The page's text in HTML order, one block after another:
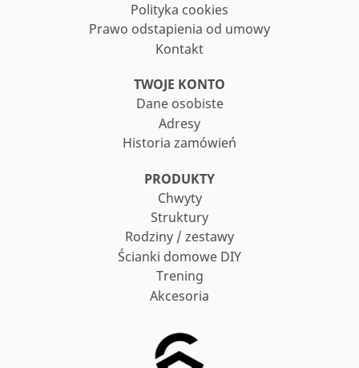
Polityka cookies
Prawo odstapienia od umowy
Kontakt
TWOJE KONTO
Dane osobiste
Adresy
Historia zamówień
PRODUKTY
Chwyty
Struktury
Rodziny / zestawy
Ścianki domowe DIY
Trening
Akcesoria